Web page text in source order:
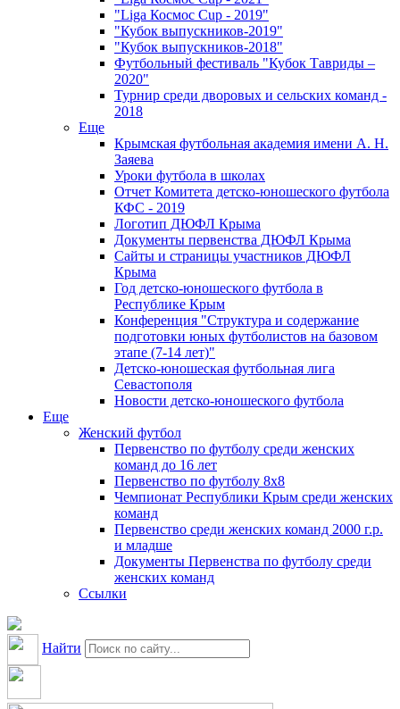
"Liga Космос Cup - 2019"
"Кубок выпускников-2019"
"Кубок выпускников-2018"
Футбольный фестиваль "Кубок Тавриды –
2020"
Турнир среди дворовых и сельских команд -
2018
Еще
Крымская футбольная академия имени А. Н.
Заяева
Уроки футбола в школах
Отчет Комитета детско-юношеского футбола
КФС - 2019
Логотип ДЮФЛ Крыма
Документы первенства ДЮФЛ Крыма
Сайты и страницы участников ДЮФЛ
Крыма
Год детско-юношеского футбола в
Республике Крым
Конференция "Структура и содержание
подготовки юных футболистов на базовом
этапе (7-14 лет)"
Детско-юношеская футбольная лига
Севастополя
Новости детско-юношеского футбола
Еще
Женский футбол
Первенство по футболу среди женских
команд до 16 лет
Первенство по футболу 8х8
Чемпионат Республики Крым среди женских
команд
Первенство среди женских команд 2000 г.р.
и младше
Документы Первенства по футболу среди
женских команд
Ссылки
Найти